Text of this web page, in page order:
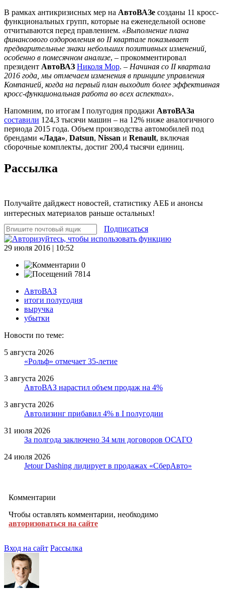
В рамках антикризисных мер на АвтоВАЗе созданы 11 кросс-
функциональных групп, которые на еженедельной основе
отчитываются перед правлением. «Выполнение плана
финансового оздоровления во II квартале показывает
предварительные знаки небольших позитивных изменений,
особенно в помесячном анализе, – прокомментировал
президент АвтоВАЗ Николя Мор. – Начиная со II квартала
2016 года, мы отмечаем изменения в принципе управления
Компанией, когда на первый план выходит более эффективная
кросс-функциональная работа во всех аспектах».
Напомним, по итогам I полугодия продажи АвтоВАЗа
составили 124,3 тысячи машин – на 12% ниже аналогичного
периода 2015 года. Объем производства автомобилей под
брендами «Лада», Datsun, Nissan и Renault, включая
сборочные комплекты, достиг 200,4 тысячи единиц.
Рассылка
Получайте дайджест новостей, статистику АЕБ и анонсы
интересных материалов раньше остальных!
Подписаться
29 июля 2016 | 10:52
0
7814
АвтоВАЗ
итоги полугодия
выручка
убытки
Новости по теме:
5 августа 2026
«Рольф» отмечает 35-летие
3 августа 2026
АвтоВАЗ нарастил объем продаж на 4%
3 августа 2026
Автолизинг прибавил 4% в I полугодии
31 июля 2026
За полгода заключено 34 млн договоров ОСАГО
24 июля 2026
Jetour Dashing лидирует в продажах «СберАвто»
Комментарии
Чтобы оставлять комментарии, необходимо
авторизоваться на сайте
Вход на сайт Рассылка